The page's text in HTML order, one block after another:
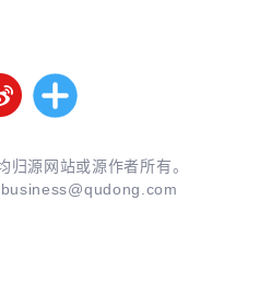
源网站或源作者所有。
business@qudong.com